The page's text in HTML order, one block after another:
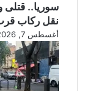
سوريا.. قتلى
نقل ركاب
أغسطس 7, 2026